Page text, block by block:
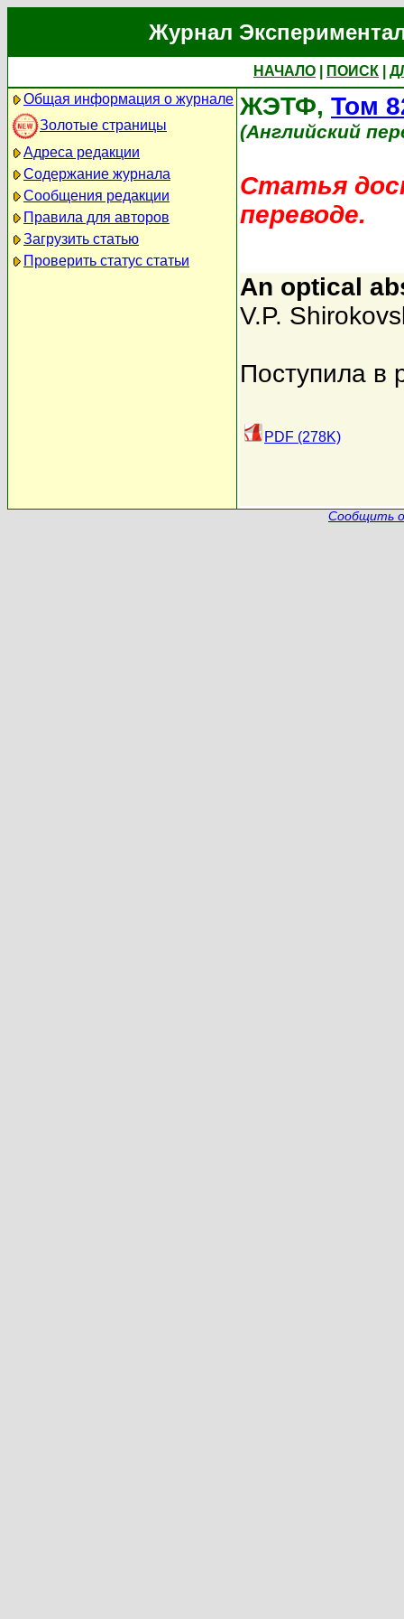
Журнал
НАЧАЛО ПОИСК
Общая информация о журнале
Золотые страницы
Адреса редакции
Содержание журнала
Сообщения редакции
Правила для авторов
Загрузить статью
Проверить статус статьи
ЖЭТФ, Том
(Английский
Статья
переводе.
An optical
V.P.
Поступила в
PDF (278K)
Сообщить о